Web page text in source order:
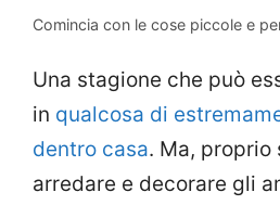
Comincia con le cose piccole e
Una stagione che può
in qualcosa di
dentro casa. Ma, proprio
arredare e decorare gli